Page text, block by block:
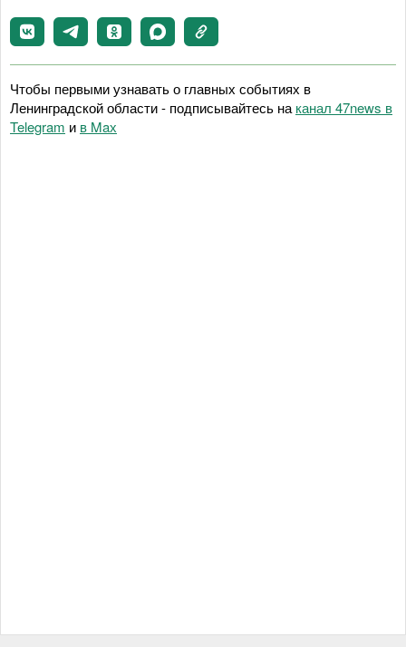
Чтобы первыми узнавать о главных событиях в
Ленинградской области - подписывайтесь на канал 47news в
Telegram и в Maх